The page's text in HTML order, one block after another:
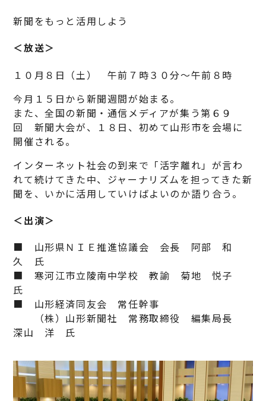
新聞をもっと活用しよう
＜放送＞
１０月８日（土） 午前７時３０分～午前８時
今月１５日から新聞週間が始まる。
また、全国の新聞・通信メディアが集う第６９
回 新聞大会が、１８日、初めて山形市を会場に
開催される。
インターネット社会の到来で「活字離れ」が言わ
れて続けてきた中、ジャーナリズムを担ってきた新
聞を、いかに活用していけばよいのか語り合う。
＜出演＞
■ 山形県ＮＩＥ推進協議会 会長 阿部 和
久 氏
■ 寒河江市立陵南中学校 教諭 菊地 悦子
氏
■ 山形経済同友会 常任幹事
（株）山形新聞社 常務取締役 編集局長
深山 洋 氏